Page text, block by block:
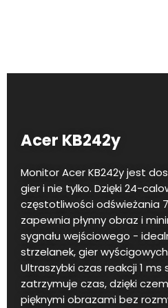
Acer KB242y
Monitor Acer KB242y jest
gier i nie tylko. Dzięki 24-
częstotliwości odświeżania
zapewnia płynny obraz i
sygnału wejściowego -
strzelanek, gier
Ultraszybki czas reakcji 1
zatrzymuje czas, dzięki
pięknymi obrazami bez